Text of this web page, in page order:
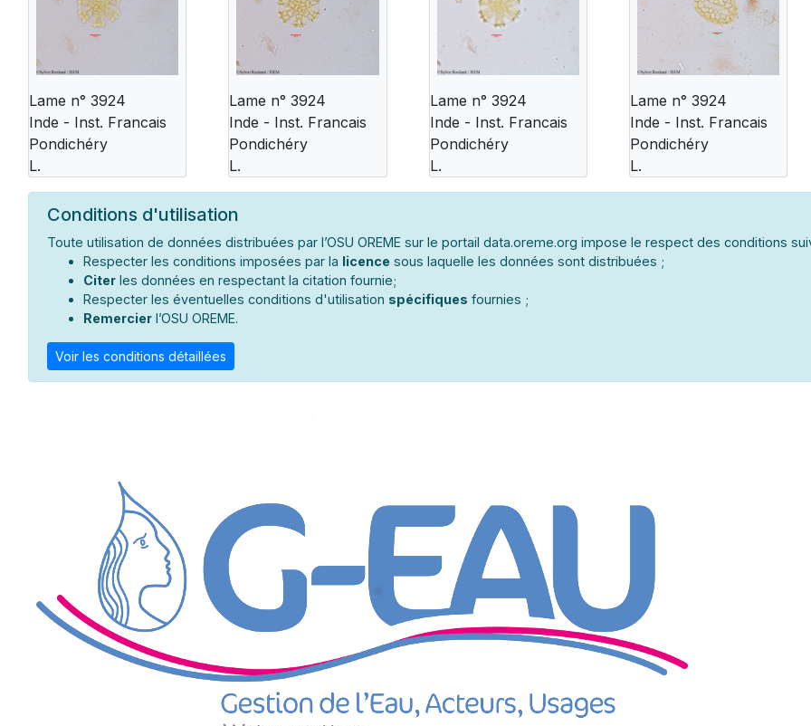
Lame n° 3924
Inde - Inst. Francais
Pondichéry
L.
Lame n° 3924
Inde - Inst. Francais
Pondichéry
L.
Lame n° 3924
Inde - Inst. Francais
Pondichéry
L.
Lame n° 3924
Inde - Inst. Francais
Pondichéry
L.
Conditions d'utilisation
Toute utilisation de données distribuées par l’OSU OREME sur le portail data.oreme.org impose le respect des conditions
Respecter les conditions imposées par la licence sous laquelle les données sont distribuées ;
Citer les données en respectant la citation fournie;
Respecter les éventuelles conditions d'utilisation spécifiques fournies ;
Remercier l’OSU OREME.
Voir les conditions détaillées